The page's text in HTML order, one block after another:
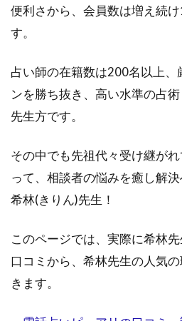
便利さから、会員数は増え続
す。
占い師の在籍数は200名以上、
ンを勝ち抜き、高い水準の占
先生方です。
その中でも先祖代々受け継が
って、相談者の悩みを癒し解
希林(きりん)先生！
このページでは、実際に希林
口コミから、希林先生の人気
きます。